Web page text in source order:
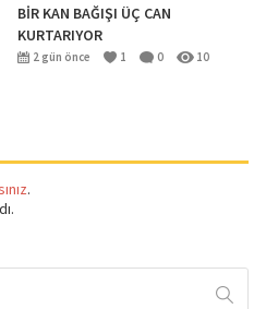
BİR KAN BAĞIŞI ÜÇ CAN
KURTARIYOR
2 gün önce 1 0 10
.